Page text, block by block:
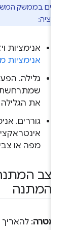
בממשק
אנימציות
אנימציות
גלילה.
שמתרחשת
את הגלילה
גוררים.
מפה או
המתנה:
: להאריך